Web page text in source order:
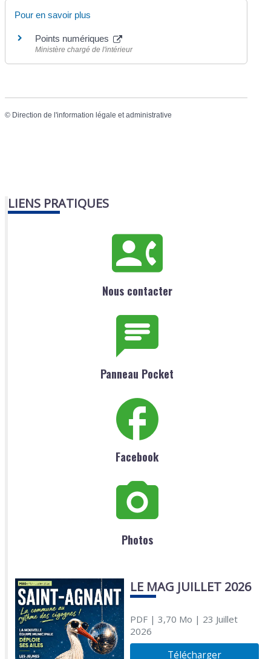
Pour en savoir plus
Points numériques
Ministère chargé de l'intérieur
© Direction de l'information légale et administrative
LIENS PRATIQUES
Nous contacter
Panneau Pocket
Facebook
Photos
LE MAG JUILLET 2026
PDF| 3,70 Mo | 23 Juillet
2026
Télécharger